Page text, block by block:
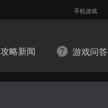
手机游戏
攻略新闻 游戏问答